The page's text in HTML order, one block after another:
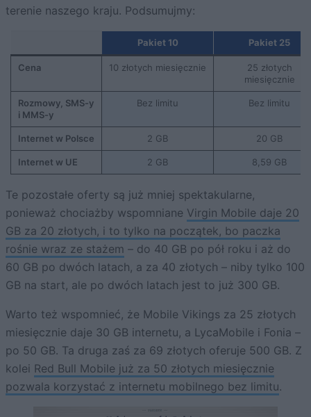
terenie naszego kraju. Podsumujmy:
Pakiet 10 Pakiet 25
Cena 10 złotych miesięcznie
25 złotych
miesięcznie
Rozmowy, SMS-y
i MMS-y
Bez limitu Bez limitu
Internet w Polsce 2 GB 20 GB
Internet w UE 2 GB 8,59 GB
Te pozostałe oferty są już mniej spektakularne,
ponieważ chociażby wspomniane Virgin Mobile daje 20
GB za 20 złotych, i to tylko na początek, bo paczka
rośnie wraz ze stażem – do 40 GB po pół roku i aż do
60 GB po dwóch latach, a za 40 złotych – niby tylko 100
GB na start, ale po dwóch latach jest to już 300 GB.
Warto też wspomnieć, że Mobile Vikings za 25 złotych
miesięcznie daje 30 GB internetu, a LycaMobile i Fonia –
po 50 GB. Ta druga zaś za 69 złotych oferuje 500 GB. Z
kolei Red Bull Mobile już za 50 złotych miesięcznie
pozwala korzystać z internetu mobilnego bez limitu.